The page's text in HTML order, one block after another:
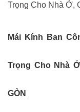
Trọng Cho Nhà Ở,
Mái Kính Ban
Trọng Cho Nhà
GÒN